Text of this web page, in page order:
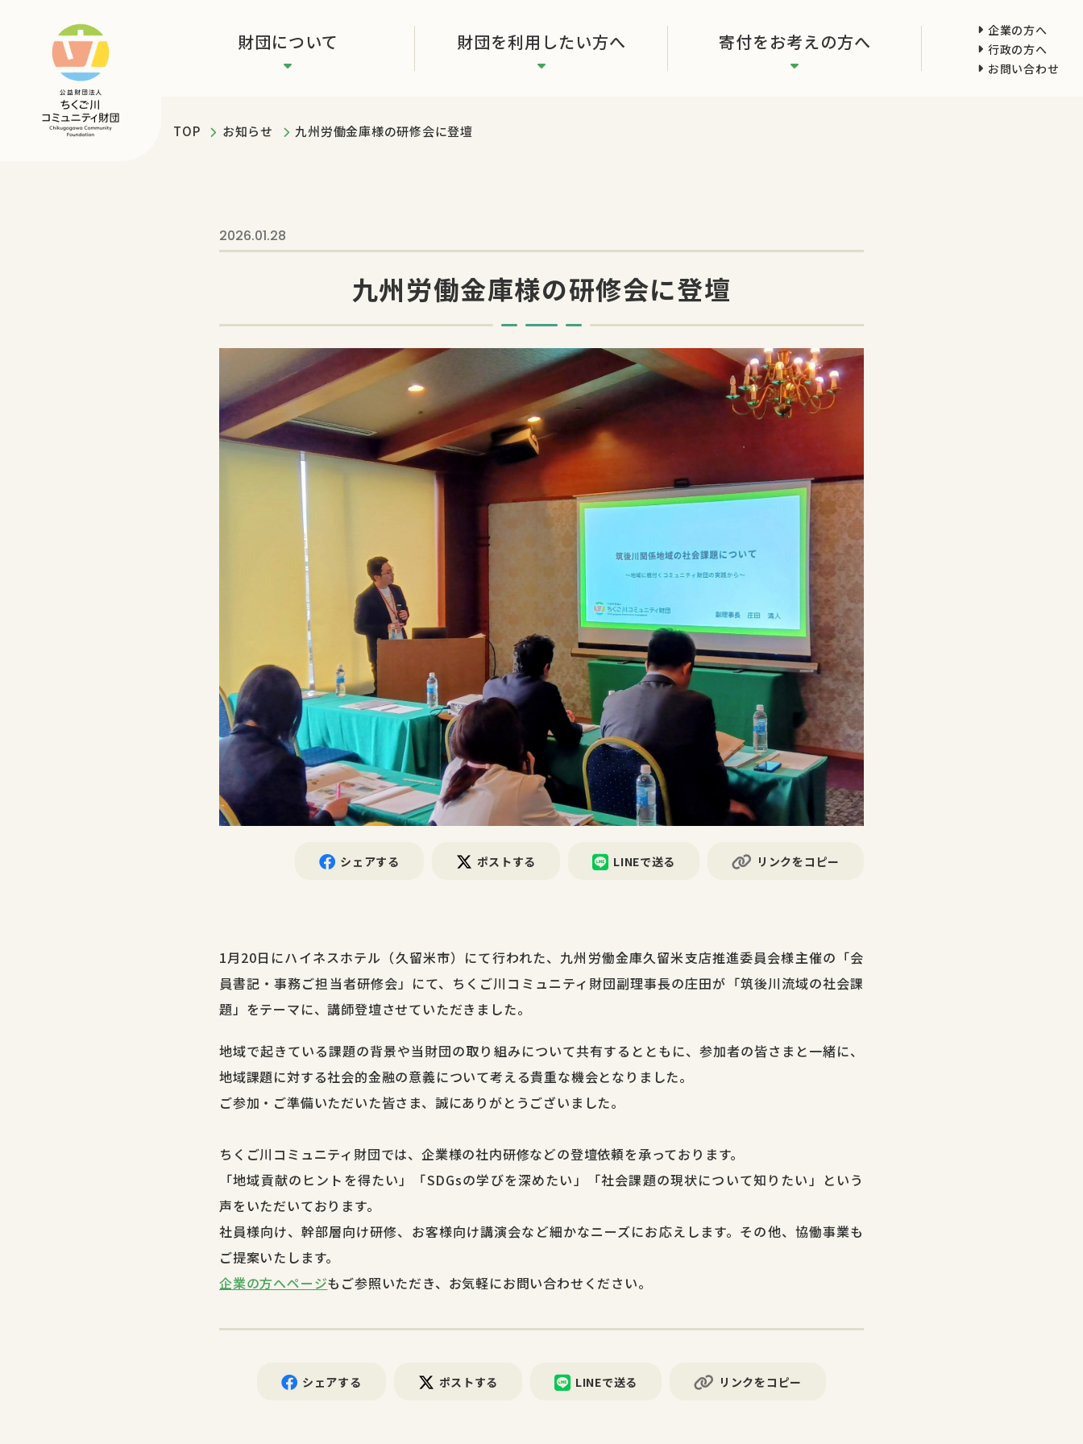
財団について 財団を利用したい方へ 寄付をお考えの方へ
企業の方へ
行政の方へ
お問い合わせ
TOP お知らせ 九州労働金庫様の研修会に登壇
2026.01.28
九州労働金庫様の研修会に登壇
シェアする ポストする LINEで送る リンクをコピー
1月20日にハイネスホテル（久留米市）にて行われた、九州労働金庫久留米支店推進委員会様主催の「会
員書記・事務ご担当者研修会」にて、ちくご川コミュニティ財団副理事長の庄田が「筑後川流域の社会課
題」をテーマに、講師登壇させていただきました。
地域で起きている課題の背景や当財団の取り組みについて共有するとともに、参加者の皆さまと一緒に、
地域課題に対する社会的金融の意義について考える貴重な機会となりました。
ご参加・ご準備いただいた皆さま、誠にありがとうございました。
ちくご川コミュニティ財団では、企業様の社内研修などの登壇依頼を承っております。
「地域貢献のヒントを得たい」「SDGsの学びを深めたい」「社会課題の現状について知りたい」という
声をいただいております。
社員様向け、幹部層向け研修、お客様向け講演会など細かなニーズにお応えします。その他、協働事業も
ご提案いたします。
企業の方へページもご参照いただき、お気軽にお問い合わせください。
シェアする ポストする LINEで送る リンクをコピー